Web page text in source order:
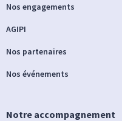
Nos engagements
AGIPI
Nos partenaires
Nos événements
Notre accompagnement